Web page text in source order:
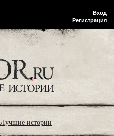
Вход
Регистрация
Лучшие истории